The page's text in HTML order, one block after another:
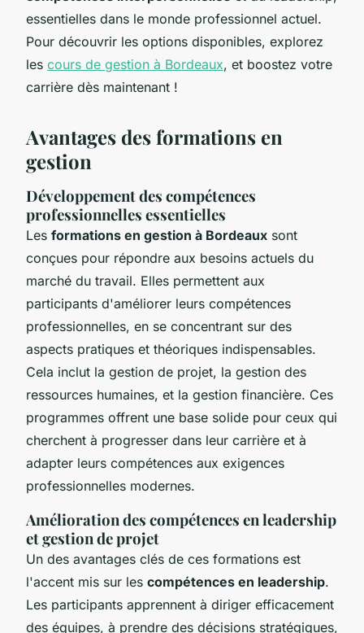
essentielles dans le monde professionnel actuel.
Pour découvrir les options disponibles, explorez
les cours de gestion à Bordeaux, et boostez votre
carrière dès maintenant !
Avantages des formations en
gestion
Développement des compétences
professionnelles essentielles
Les formations en gestion à Bordeaux sont
conçues pour répondre aux besoins actuels du
marché du travail. Elles permettent aux
participants d'améliorer leurs compétences
professionnelles, en se concentrant sur des
aspects pratiques et théoriques indispensables.
Cela inclut la gestion de projet, la gestion des
ressources humaines, et la gestion financière. Ces
programmes offrent une base solide pour ceux qui
cherchent à progresser dans leur carrière et à
adapter leurs compétences aux exigences
professionnelles modernes.
Amélioration des compétences en leadership
et gestion de projet
Un des avantages clés de ces formations est
l'accent mis sur les compétences en leadership.
Les participants apprennent à diriger efficacement
des équipes, à prendre des décisions stratégiques,